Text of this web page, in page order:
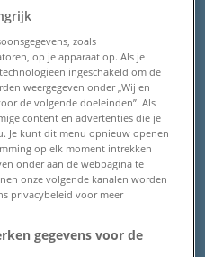
aanbiedingen
zoals
op je apparaat op. Als je
ingeschakeld om de
weergegeven onder „Wij en
de volgende doeleinden”. Als
content en advertenties die je
Je kunt dit menu opnieuw openen
op elk moment intrekken
onder aan de webpagina te
onze volgende kanalen worden
privacybeleid voor meer
gegevens voor de